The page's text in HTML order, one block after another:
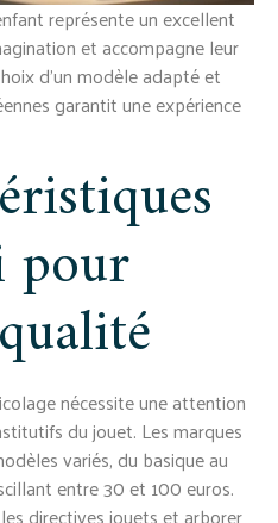
représente un excellent
et accompagne leur
d'un modèle adapté et
garantit une expérience
pour
nécessite une attention
du jouet. Les marques
variés, du basique au
entre 30 et 100 euros.